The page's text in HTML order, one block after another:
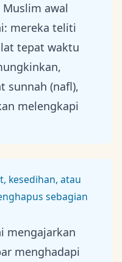
awal
mereka teliti
tepat waktu
sunnah (nafl),
melengkapi
kesedihan, atau
sebagian
mengajarkan
menghadapi